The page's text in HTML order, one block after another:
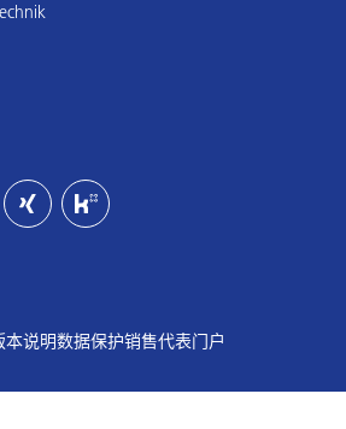
本说明数据保护销售代表门户